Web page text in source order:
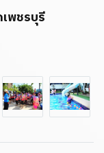
พชรบุรี